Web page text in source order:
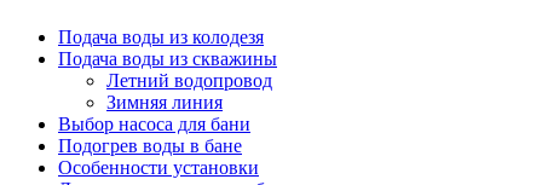
Подача воды из колодезя
Подача воды из скважины
Летний водопровод
Зимняя линия
Выбор насоса для бани
Подогрев воды в бане
Особенности установки